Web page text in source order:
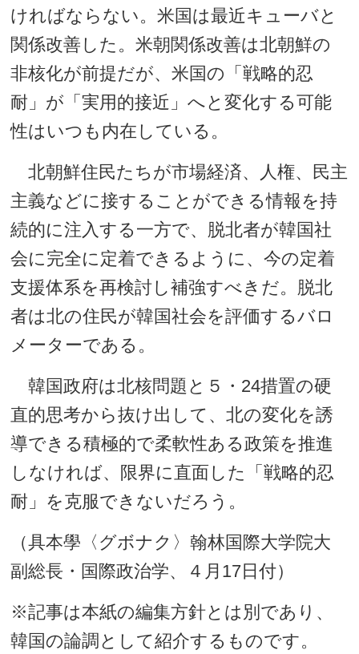
ければならない。米国は最近キューバと
関係改善した。米朝関係改善は北朝鮮の
非核化が前提だが、米国の「戦略的忍
耐」が「実用的接近」へと変化する可能
性はいつも内在している。
北朝鮮住民たちが市場経済、人権、民主
主義などに接することができる情報を持
続的に注入する一方で、脱北者が韓国社
会に完全に定着できるように、今の定着
支援体系を再検討し補強すべきだ。脱北
者は北の住民が韓国社会を評価するバロ
メーターである。
韓国政府は北核問題と５・24措置の硬
直的思考から抜け出して、北の変化を誘
導できる積極的で柔軟性ある政策を推進
しなければ、限界に直面した「戦略的忍
耐」を克服できないだろう。
（具本學〈グボナク〉翰林国際大学院大
副総長・国際政治学、４月17日付）
※記事は本紙の編集方針とは別であり、
韓国の論調として紹介するものです。